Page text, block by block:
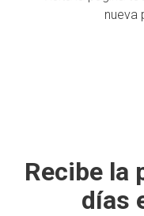
nueva
Recibe la
días